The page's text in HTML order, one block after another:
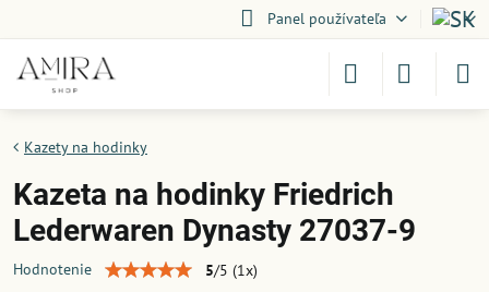
Panel používateľa
Kazety na hodinky
Kazeta na hodinky Friedrich
Lederwaren Dynasty 27037-9
Hodnotenie 5/5 (1x)